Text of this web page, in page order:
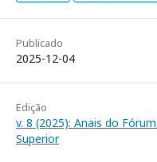
Publicado
2025-12-04
Edição
v. 8 (2025): Anais do
Superior